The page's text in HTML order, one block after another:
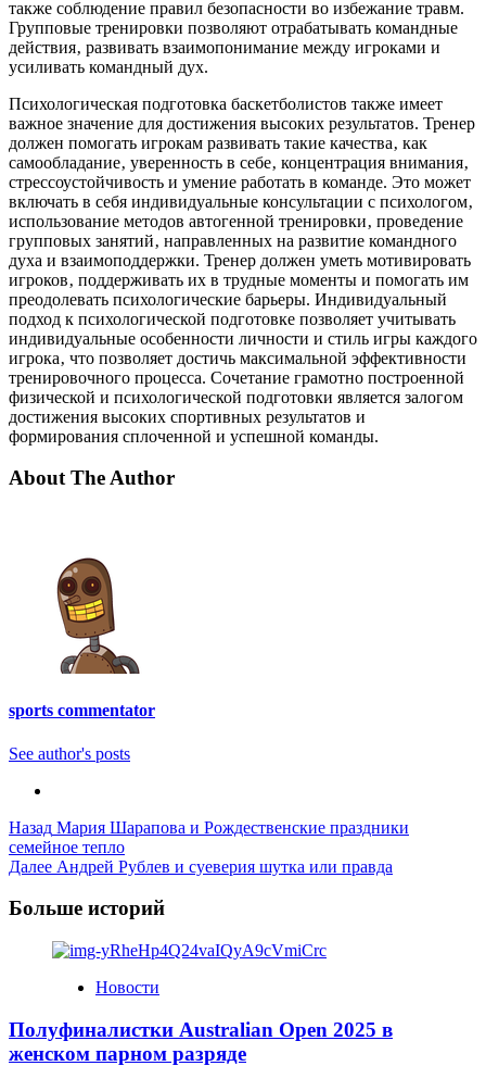
также соблюдение правил безопасности во избежание травм.
Групповые тренировки позволяют отрабатывать командные
действия‚ развивать взаимопонимание между игроками и
усиливать командный дух.
Психологическая подготовка баскетболистов также имеет
важное значение для достижения высоких результатов. Тренер
должен помогать игрокам развивать такие качества‚ как
самообладание‚ уверенность в себе‚ концентрация внимания‚
стрессоустойчивость и умение работать в команде. Это может
включать в себя индивидуальные консультации с психологом‚
использование методов автогенной тренировки‚ проведение
групповых занятий‚ направленных на развитие командного
духа и взаимоподдержки. Тренер должен уметь мотивировать
игроков‚ поддерживать их в трудные моменты и помогать им
преодолевать психологические барьеры. Индивидуальный
подход к психологической подготовке позволяет учитывать
индивидуальные особенности личности и стиль игры каждого
игрока‚ что позволяет достичь максимальной эффективности
тренировочного процесса. Сочетание грамотно построенной
физической и психологической подготовки является залогом
достижения высоких спортивных результатов и
формирования сплоченной и успешной команды.
About The Author
sports commentator
See author's posts
Post
Navigation
Назад Мария Шарапова и Рождественские праздники
семейное тепло
Далее Андрей Рублев и суеверия шутка или правда
Больше историй
Новости
Полуфиналистки Australian Open 2025 в
женском парном разряде